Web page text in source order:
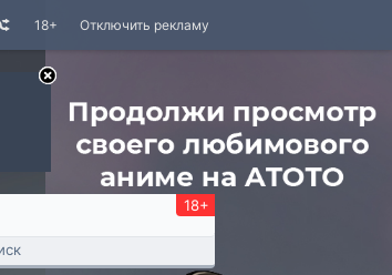
Отключить рекламу
18+
18+